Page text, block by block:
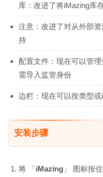
库：改进了将iMazing库
注意：改进了对从外部
持
配置文件：现在可以管
需导入监管身份
边栏：现在可以按类型
安装步骤
将 「iMazing 」 图标按